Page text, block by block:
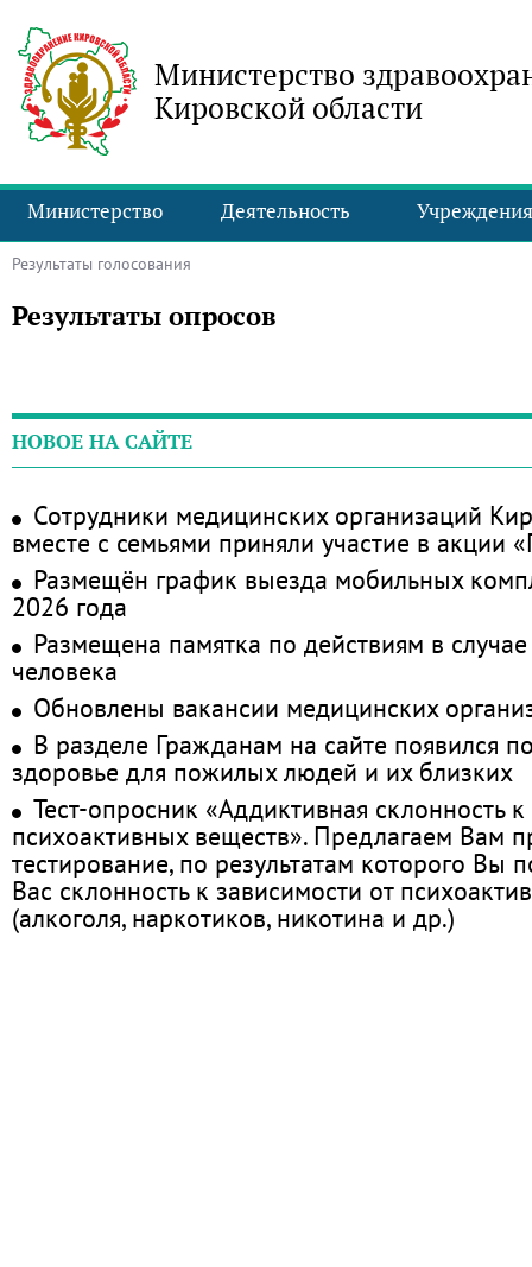
Министерство
Кировской области
Министерство Деятельность Учреждения
Результаты голосования
Результаты опросов
НОВОЕ НА САЙТЕ
Сотрудники медицинских организаций
вместе с семьями приняли участие в акции
Размещён график выезда мобильных
2026 года
Размещена памятка по действиям в
человека
Обновлены вакансии медицинских
В разделе Гражданам на сайте появился
здоровье для пожилых людей и их близких
Тест-опросник «Аддиктивная склонность
психоактивных веществ». Предлагаем Вам
тестирование, по результатам которого Вы
Вас склонность к зависимости от
(алкоголя, наркотиков, никотина и др.)